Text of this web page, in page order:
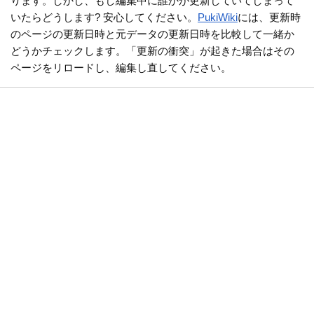
いたらどうします? 安心してください。 PukiWikiには、更新時
のページの更新日時と元データの更新日時を比較して一緒か
どうかチェックします。「更新の衝突」が起きた場合はその
ページをリロードし、編集し直してください。